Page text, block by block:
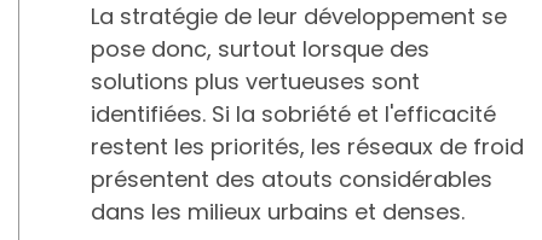
La stratégie de leur développement se
pose donc, surtout lorsque des
solutions plus vertueuses sont
identifiées. Si la sobriété et l'efficacité
restent les priorités, les réseaux de froid
présentent des atouts considérables
dans les milieux urbains et denses.